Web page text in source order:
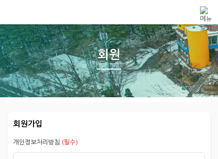
회원
회원가입
개인정보처리방침 (필수)